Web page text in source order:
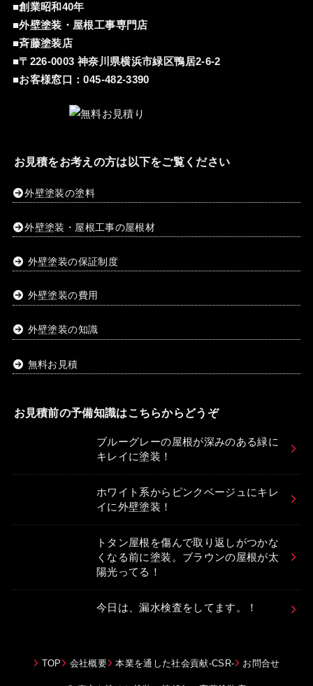
■創業昭和40年
■外壁塗装・屋根工事専門店
■斉藤塗装店
■〒226-0003 神奈川県横浜市緑区鴨居2-6-2
■お客様窓口：045-482-3390
お見積をお考えの方は以下をご覧ください
外壁塗装の塗料
外壁塗装・屋根工事の屋根材
外壁塗装の保証制度
外壁塗装の費用
外壁塗装の知識
無料お見積
お見積前の予備知識はこちらからどうぞ
ブルーグレーの屋根が深みのある緑に
キレイに塗装！
ホワイト系からピンクベージュにキレ
イに外壁塗装！
トタン屋根を傷んで取り返しがつかな
くなる前に塗装。ブラウンの屋根が太
陽光ってる！
今日は、漏水検査をしてます。！
TOP 会社概要 本業を通した社会貢献-CSR- お問合せ